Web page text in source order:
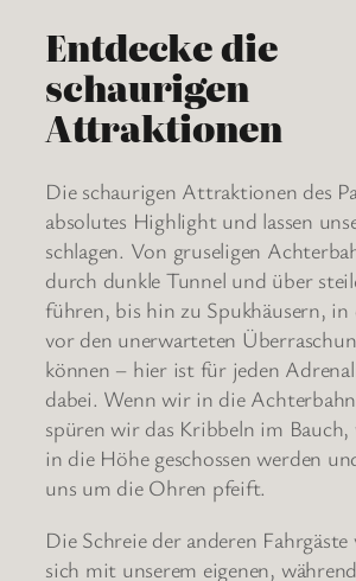
Entdecke die
schaurigen
Attraktionen
Die schaurigen Attraktionen des
absolutes Highlight und lassen
schlagen. Von gruseligen
durch dunkle Tunnel und über
führen, bis hin zu Spukhäusern,
vor den unerwarteten
können – hier ist für jeden
dabei. Wenn wir in die
spüren wir das Kribbeln im
in die Höhe geschossen werden
uns um die Ohren pfeift.
Die Schreie der anderen Fahrgäste
sich mit unserem eigenen,